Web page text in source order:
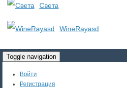
Света
WineRayasd
Toggle navigation
Войти
Регистрация